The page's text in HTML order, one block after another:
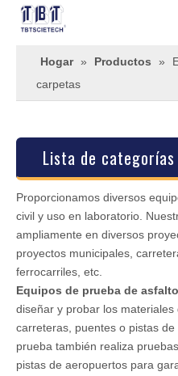
Hogar » Productos »
carpetas
Lista de categorías
Proporcionamos diversos
civil y uso en laboratorio.
ampliamente en diversos
proyectos municipales,
ferrocarriles, etc.
Equipos de prueba de asfalto
diseñar y probar los
carreteras, puentes o pistas
prueba también realiza
pistas de aeropuertos para